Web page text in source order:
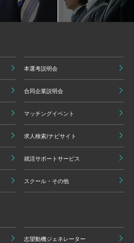
本選考説明会
合同企業説明会
マッチングイベント
求人検索/ナビサイト
就活サポートサービス
スクール・その他
志望動機ジェネレーター